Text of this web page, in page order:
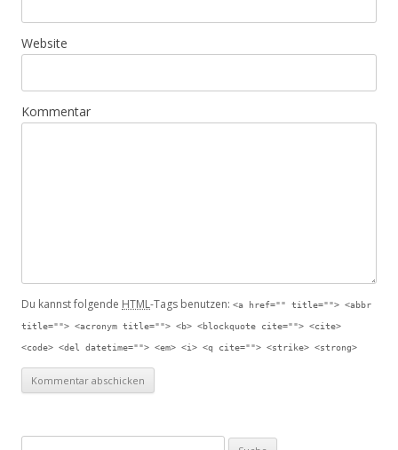
Website
Kommentar
Du kannst folgende HTML-Tags benutzen: <a href="" title=""> <abbr
title=""> <acronym title=""> <b> <blockquote cite=""> <cite>
<code> <del datetime=""> <em> <i> <q cite=""> <strike> <strong>